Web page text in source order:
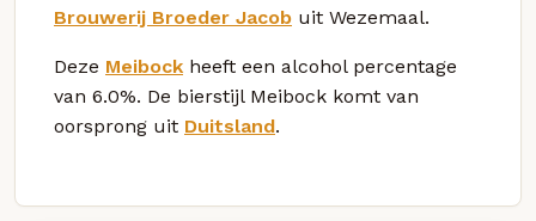
Brouwerij Broeder Jacob uit Wezemaal.
Deze Meibock heeft een alcohol percentage
van 6.0%. De bierstijl Meibock komt van
oorsprong uit Duitsland.